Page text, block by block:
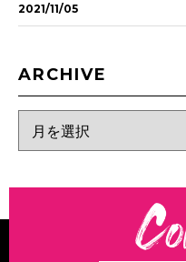
2021/11/05
ARCHIVE